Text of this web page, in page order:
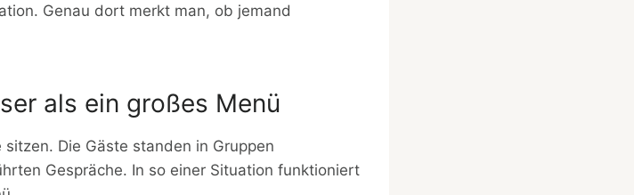
Genau dort merkt man, ob jemand
als ein großes Menü
Die Gäste standen in Gruppen
Gespräche. In so einer Situation funktioniert